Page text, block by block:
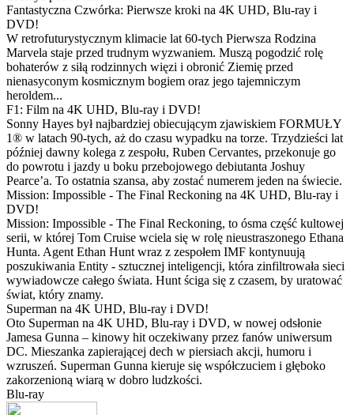
Fantastyczna Czwórka: Pierwsze kroki na 4K UHD, Blu-ray i
DVD!
W retrofuturystycznym klimacie lat 60-tych Pierwsza Rodzina
Marvela staje przed trudnym wyzwaniem. Muszą pogodzić rolę
bohaterów z siłą rodzinnych więzi i obronić Ziemię przed
nienasyconym kosmicznym bogiem oraz jego tajemniczym
heroldem...
F1: Film na 4K UHD, Blu-ray i DVD!
Sonny Hayes był najbardziej obiecującym zjawiskiem FORMUŁY
1® w latach 90-tych, aż do czasu wypadku na torze. Trzydzieści lat
później dawny kolega z zespołu, Ruben Cervantes, przekonuje go
do powrotu i jazdy u boku przebojowego debiutanta Joshuy
Pearce’a. To ostatnia szansa, aby zostać numerem jeden na świecie.
Mission: Impossible - The Final Reckoning na 4K UHD, Blu-ray i
DVD!
Mission: Impossible - The Final Reckoning, to ósma część kultowej
serii, w której Tom Cruise wciela się w rolę nieustraszonego Ethana
Hunta. Agent Ethan Hunt wraz z zespołem IMF kontynuują
poszukiwania Entity - sztucznej inteligencji, która zinfiltrowała sieci
wywiadowcze całego świata. Hunt ściga się z czasem, by uratować
świat, który znamy.
Superman na 4K UHD, Blu-ray i DVD!
Oto Superman na 4K UHD, Blu-ray i DVD, w nowej odsłonie
Jamesa Gunna – kinowy hit oczekiwany przez fanów uniwersum
DC. Mieszanka zapierającej dech w piersiach akcji, humoru i
wzruszeń. Superman Gunna kieruje się współczuciem i głęboko
zakorzenioną wiarą w dobro ludzkości.
Blu-ray